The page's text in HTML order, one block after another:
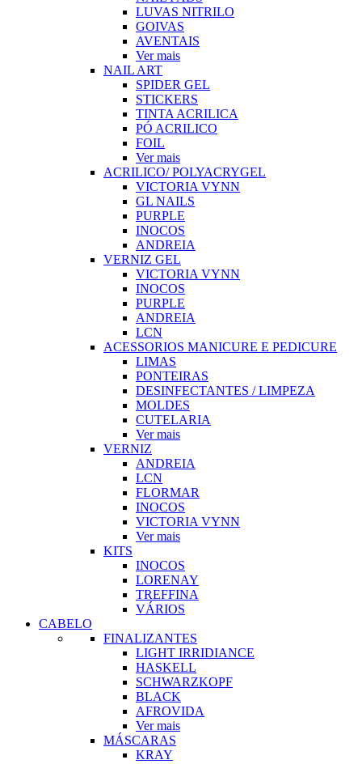
LUVAS NITRILO
GOIVAS
AVENTAIS
Ver mais
NAIL ART
SPIDER GEL
STICKERS
TINTA ACRILICA
PÓ ACRILICO
FOIL
Ver mais
ACRILICO/ POLYACRYGEL
VICTORIA VYNN
GL NAILS
PURPLE
INOCOS
ANDREIA
VERNIZ GEL
VICTORIA VYNN
INOCOS
PURPLE
ANDREIA
LCN
ACESSORIOS MANICURE E PEDICURE
LIMAS
PONTEIRAS
DESINFECTANTES / LIMPEZA
MOLDES
CUTELARIA
Ver mais
VERNIZ
ANDREIA
LCN
FLORMAR
INOCOS
VICTORIA VYNN
Ver mais
KITS
INOCOS
LORENAY
TREFFINA
VÁRIOS
CABELO
FINALIZANTES
LIGHT IRRIDIANCE
HASKELL
SCHWARZKOPF
BLACK
AFROVIDA
Ver mais
MÁSCARAS
KRAY